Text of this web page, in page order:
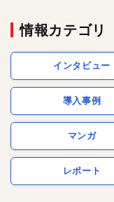
情報カテゴリ
インタビュー
導入事例
マンガ
レポート